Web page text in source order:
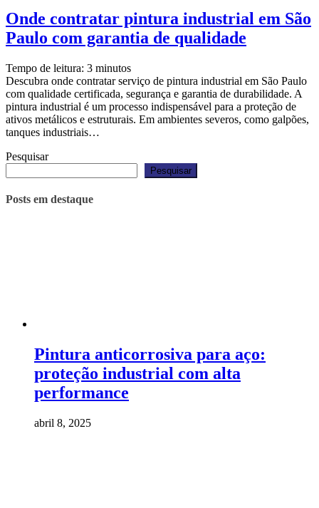
Onde contratar pintura industrial em São
Paulo com garantia de qualidade
Tempo de leitura: 3 minutos
Descubra onde contratar serviço de pintura industrial em São Paulo
com qualidade certificada, segurança e garantia de durabilidade. A
pintura industrial é um processo indispensável para a proteção de
ativos metálicos e estruturais. Em ambientes severos, como galpões,
tanques industriais…
Pesquisar
Pesquisar
Posts em destaque
Pintura anticorrosiva para aço:
proteção industrial com alta
performance
abril 8, 2025